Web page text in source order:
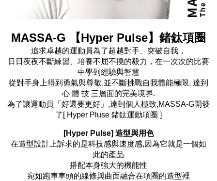
MASSA-G 【Hyper Pulse】鍺鈦項圈
追求卓越的運動員為了超越對手、突破自我，
日日夜夜不斷練習、培養不屈不撓的毅力，在一次次的比賽
中學到經驗與智慧
從對手身上得到勇氣與尊敬.並不斷挑戰自我體能極限, 達到
心 體 技 三層面的完美境界.
為了讓運動員「好還要更好」,達到個人極致,MASSA-G開發
了[ Hyper Pluse 鍺鈦運動項圈 ]
[Hyper Pulse] 造型與用色
在造型設計上訴求的是科技感與速度感,因為它就是一個如
此的產品
搭配本身強大的機能性
宛如跑車車頭的線條與曲面融合在項圈的造型裡